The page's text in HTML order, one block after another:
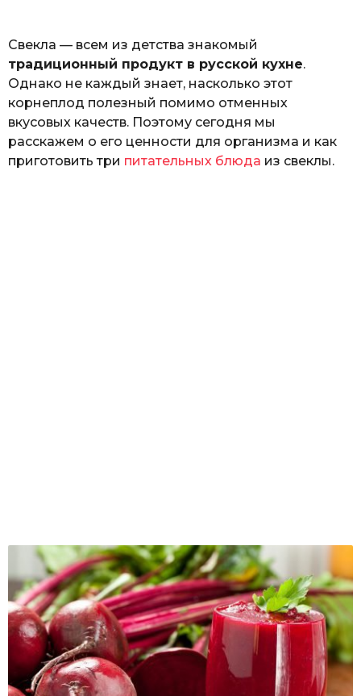
Свекла — всем из детства знакомый
традиционный продукт в русской кухне.
Однако не каждый знает, насколько этот
корнеплод полезный помимо отменных
вкусовых качеств. Поэтому сегодня мы
расскажем о его ценности для организма и как
приготовить три питательных блюда из свеклы.